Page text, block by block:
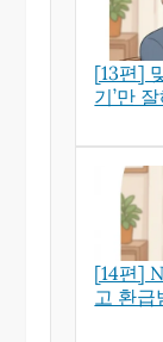
[13편]
기’만
[14편]
고 환급